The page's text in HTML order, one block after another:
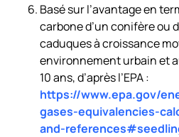
Basé sur l’avantage en
carbone d’un conifère ou
caduques à croissance
environnement urbain et
10 ans, d’après l’EPA :
https://www.epa.gov/
gases-equivalencies-
and-